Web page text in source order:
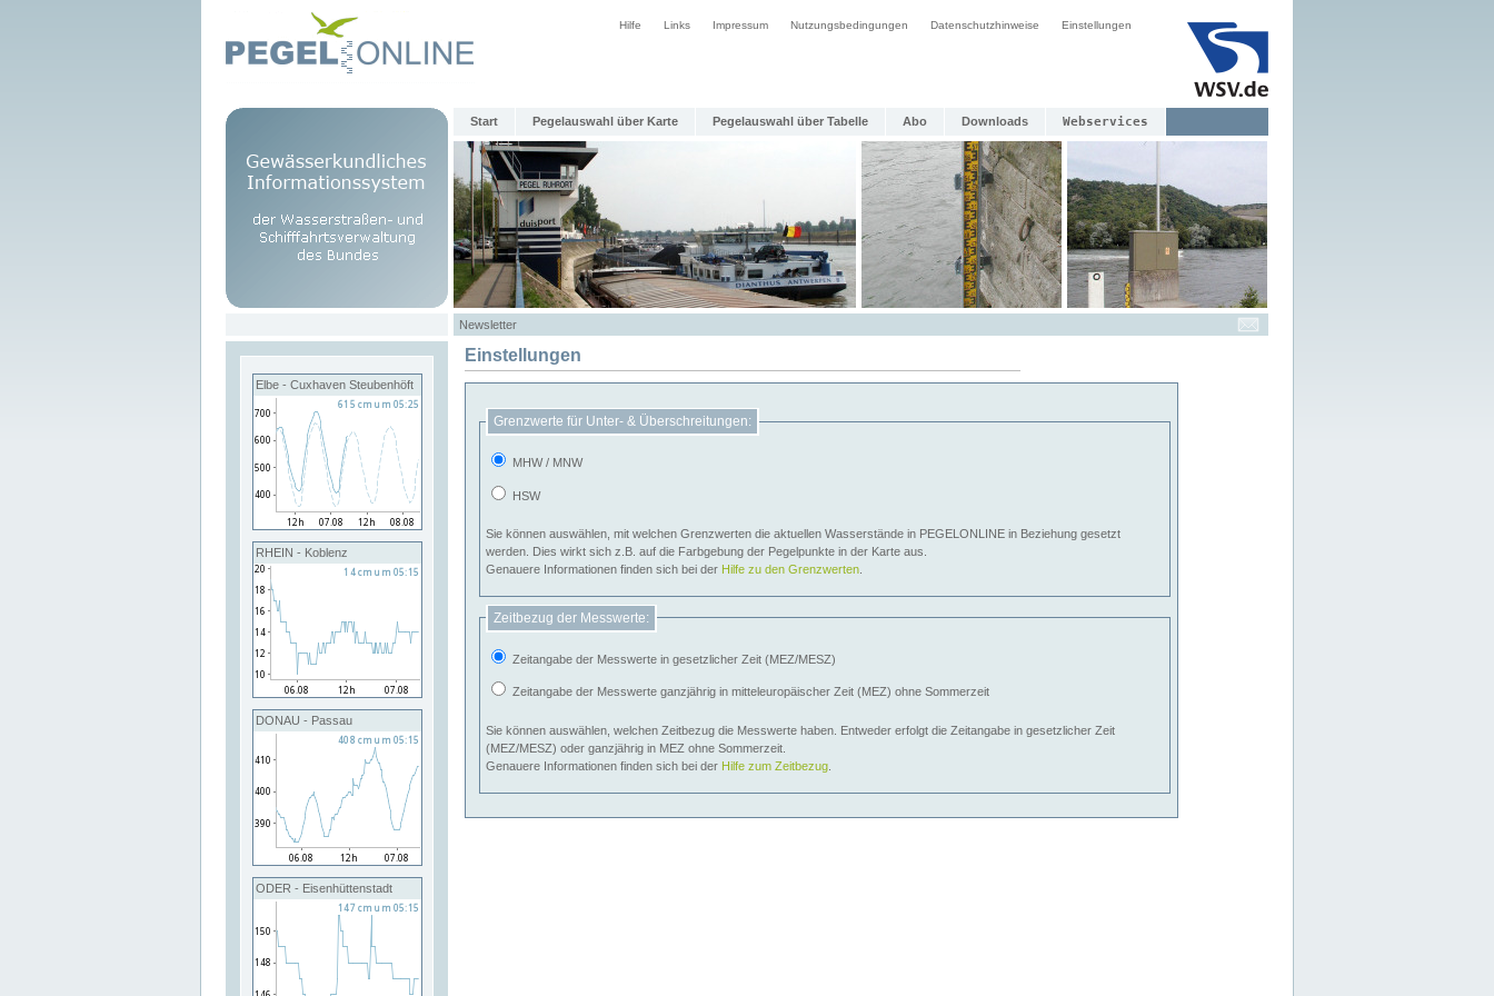
Hilfe Links Impressum Nutzungsbedingungen Datenschutzhinweise Einstellungen
Start Pegelauswahl über Karte Pegelauswahl über Tabelle Abo Downloads Webservices
Newsletter
Elbe - Cuxhaven Steubenhöft
RHEIN - Koblenz
DONAU - Passau
ODER - Eisenhüttenstadt
Einstellungen
Grenzwerte für Unter- & Überschreitungen:
MHW / MNW
HSW
Sie können auswählen, mit welchen Grenzwerten die aktuellen Wasserstände in PEGELONLINE in Beziehung gesetzt
werden. Dies wirkt sich z.B. auf die Farbgebung der Pegelpunkte in der Karte aus.
Genauere Informationen finden sich bei der Hilfe zu den Grenzwerten
Zeitbezug der Messwerte:
Zeitangabe der Messwerte in gesetzlicher Zeit (MEZ/MESZ)
Zeitangabe der Messwerte ganzjährig in mitteleuropäischer Zeit (MEZ) ohne Sommerzeit
Sie können auswählen, welchen Zeitbezug die Messwerte haben. Entweder erfolgt die Zeitangabe in gesetzlicher Zeit
(MEZ/MESZ) oder ganzjährig in MEZ ohne Sommerzeit.
Genauere Informationen finden sich bei der Hilfe zum Zeitbezug